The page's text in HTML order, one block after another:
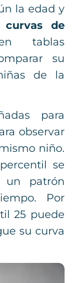
la edad y
curvas de
tablas
su
de la
para
observar
niño.
se
un patrón
Por
25 puede
su curva